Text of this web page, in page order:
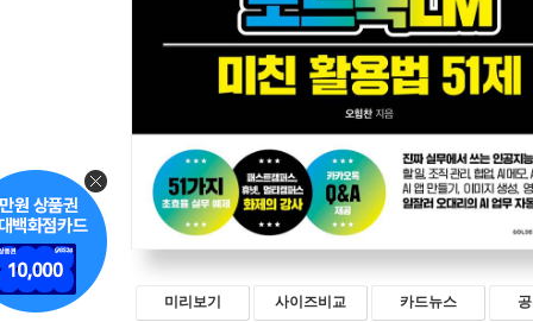
미리보기 사이즈비교 카드뉴스